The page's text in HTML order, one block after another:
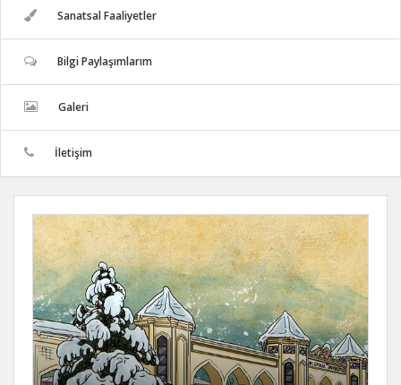
Sanatsal Faaliyetler
Bilgi Paylaşımlarım
Galeri
İletişim